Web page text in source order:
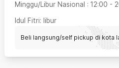
Minggu/Libur Nasional : 12:00 -
Idul Fitri: libur
Beli langsung/self pickup di kota